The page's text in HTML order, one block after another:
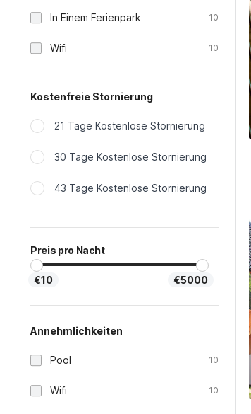
In Einem Ferienpark 10
Wifi 10
Kostenfreie Stornierung
21 Tage Kostenlose Stornierung
30 Tage Kostenlose Stornierung
43 Tage Kostenlose Stornierung
Preis pro Nacht
€10 €5000
Annehmlichkeiten
Pool 10
Wifi 10